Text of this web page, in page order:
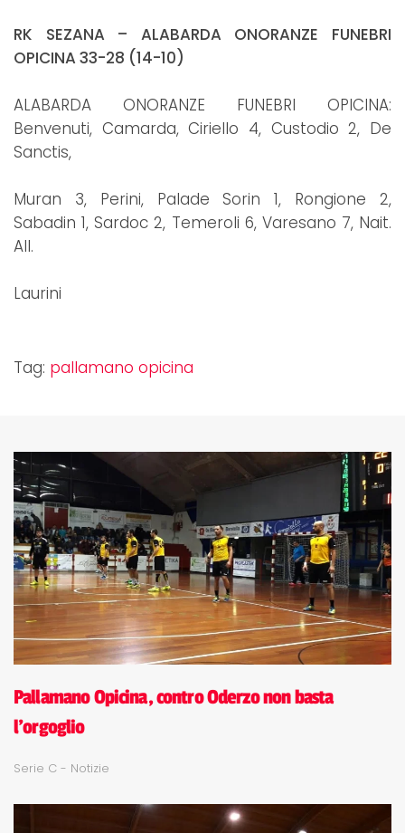
RK SEZANA – ALABARDA ONORANZE FUNEBRI
OPICINA 33-28 (14-10)
ALABARDA ONORANZE FUNEBRI OPICINA:
Benvenuti, Camarda, Ciriello 4, Custodio 2, De
Sanctis,
Muran 3, Perini, Palade Sorin 1, Rongione 2,
Sabadin 1, Sardoc 2, Temeroli 6, Varesano 7, Nait.
All.
Laurini
Tag: pallamano opicina
Pallamano Opicina, contro Oderzo non basta
l'orgoglio
Serie C - Notizie